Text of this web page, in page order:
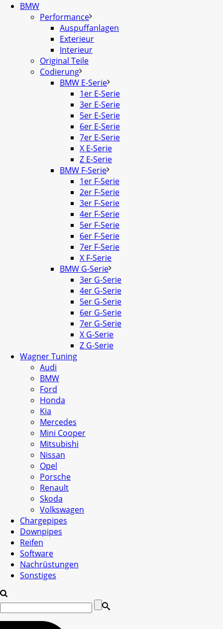
BMW
Performance
Auspuffanlagen
Exterieur
Interieur
Original Teile
Codierung
BMW E-Serie
1er E-Serie
3er E-Serie
5er E-Serie
6er E-Serie
7er E-Serie
X E-Serie
Z E-Serie
BMW F-Serie
1er F-Serie
2er F-Serie
3er F-Serie
4er F-Serie
5er F-Serie
6er F-Serie
7er F-Serie
X F-Serie
BMW G-Serie
3er G-Serie
4er G-Serie
5er G-Serie
6er G-Serie
7er G-Serie
X G-Serie
Z G-Serie
Wagner Tuning
Audi
BMW
Ford
Honda
Kia
Mercedes
Mini Cooper
Mitsubishi
Nissan
Opel
Porsche
Renault
Skoda
Volkswagen
Chargepipes
Downpipes
Reifen
Software
Nachrüstungen
Sonstiges